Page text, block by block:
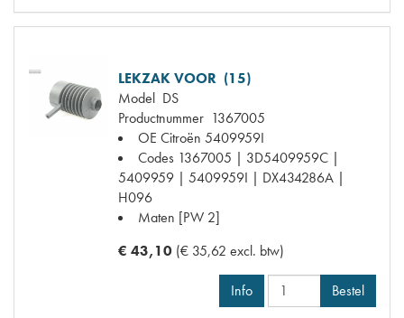
LEKZAK VOOR (15)
Model DS
Productnummer 1367005
OE Citroën 5409959I
Codes 1367005 | 3D5409959C |
5409959 | 5409959I | DX434286A |
H096
Maten [PW 2]
€ 43,10 (€ 35,62 excl. btw)
Info Bestel